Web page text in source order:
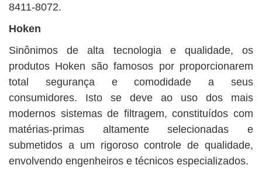
8411-8072.
Hoken
Sinônimos de alta tecnologia e qualidade, os
produtos Hoken são famosos por proporcionarem
total segurança e comodidade a seus
consumidores. Isto se deve ao uso dos mais
modernos sistemas de filtragem, constituídos com
matérias-primas altamente selecionadas e
submetidos a um rigoroso controle de qualidade,
envolvendo engenheiros e técnicos especializados.